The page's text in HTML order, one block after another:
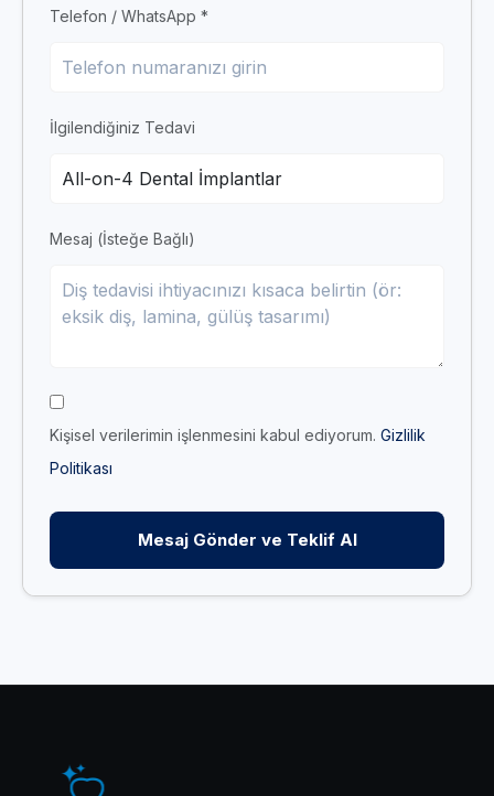
Telefon / WhatsApp *
İlgilendiğiniz Tedavi
Mesaj (İsteğe Bağlı)
Kişisel verilerimin işlenmesini kabul ediyorum. Gizlilik
Politikası
Mesaj Gönder ve Teklif Al